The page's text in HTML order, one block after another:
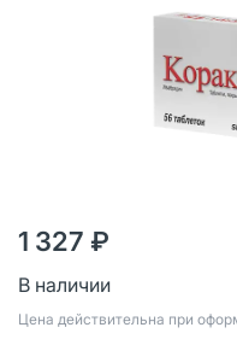
1 327 ₽
В наличии
Цена действительна при